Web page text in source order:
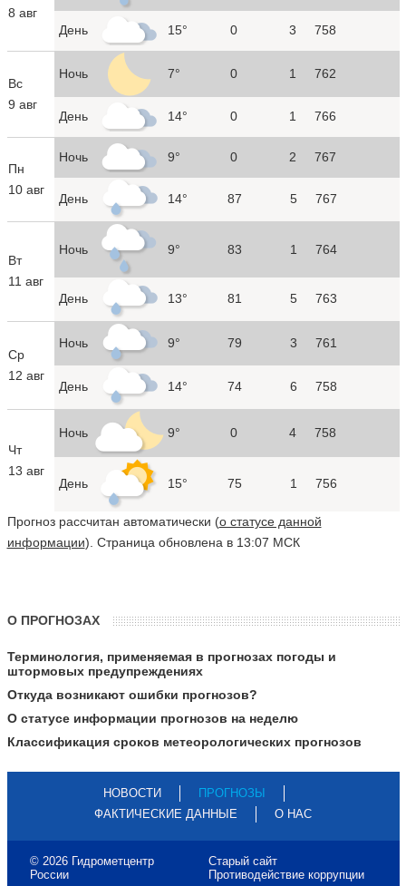
8 авг
День 15° 0 3 758
Вс
9 авг
Ночь 7° 0 1 762
День 14° 0 1 766
Пн
10 авг
Ночь 9° 0 2 767
День 14° 87 5 767
Вт
11 авг
Ночь 9° 83 1 764
День 13° 81 5 763
Ср
12 авг
Ночь 9° 79 3 761
День 14° 74 6 758
Чт
13 авг
Ночь 9° 0 4 758
День 15° 75 1 756
Прогноз рассчитан автоматически (о статусе данной
информации). Страница обновлена в 13:07 МСК
О ПРОГНОЗАХ
Терминология, применяемая в прогнозах погоды и
штормовых предупреждениях
Откуда возникают ошибки прогнозов?
О статусе информации прогнозов на неделю
Классификация сроков метеорологических прогнозов
НОВОСТИ
ПРОГНОЗЫ
ФАКТИЧЕСКИЕ ДАННЫЕ
О НАС
© 2026 Гидрометцентр
России
Старый сайт
Противодействие коррупции